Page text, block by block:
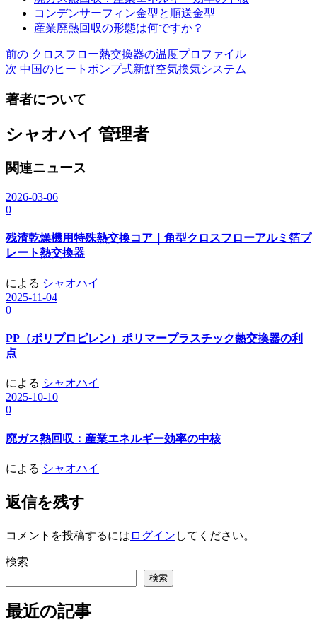
コンデンサーフィン金型と順送金型
産業廃熱回収の形態は何ですか？
投
稿
ナ
ビ
ゲ
ー
シ
ョ
ン
前の クロスフロー熱交換器の温度プロファイル
次 中国のヒートポンプ式新鮮空気換気システム
著者について
シャオハイ 管理者
関連ニュース
2026-03-06
0
残渣乾燥機用特殊熱交換コア｜角型クロスフローアルミ箔プ
レート熱交換器
による シャオハイ
2025-11-04
0
PP（ポリプロピレン）ポリマープラスチック熱交換器の利
点
による シャオハイ
2025-10-10
0
廃ガス熱回収：産業エネルギー効率の中核
による シャオハイ
返信を残す
コメントを投稿するには ログイン してください。
検索
検索
最近の記事